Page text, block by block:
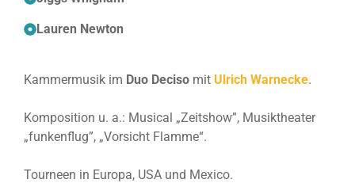
Lauren Newton
Kammermusik im Duo Deciso mit Ulrich Warnecke.
Komposition u. a.: Musical „Zeitshow”, Musiktheater
„funkenflug”, „Vorsicht Flamme“.
Tourneen in Europa, USA und Mexico.